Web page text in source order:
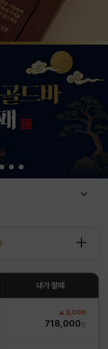
내가 팔때
3,000
718,000원